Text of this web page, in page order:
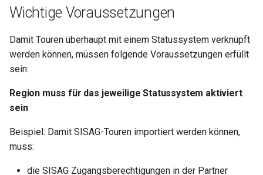
Wichtige Voraussetzungen
Damit Touren überhaupt mit einem Statussystem verknüpft
werden können, müssen folgende Voraussetzungen erfüllt
sein:
Region muss für das jeweilige Statussystem aktiviert
sein
Beispiel: Damit SISAG-Touren importiert werden können,
muss:
die SISAG Zugangsberechtigungen in der Partner